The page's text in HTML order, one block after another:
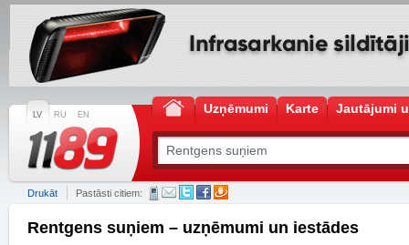
LV RU EN Uzņēmumi Karte Jautājumi
Drukāt Pastāsti citiem:
Rentgens suņiem – uzņēmumi un iestādes